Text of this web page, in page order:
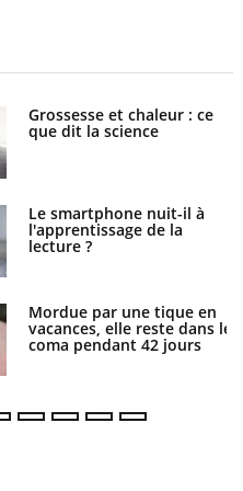
Grossesse et chaleur : ce
que dit la science
Le smartphone nuit-il à
l'apprentissage de la
lecture ?
Mordue par une tique en
vacances, elle reste dans le
coma pendant 42 jours